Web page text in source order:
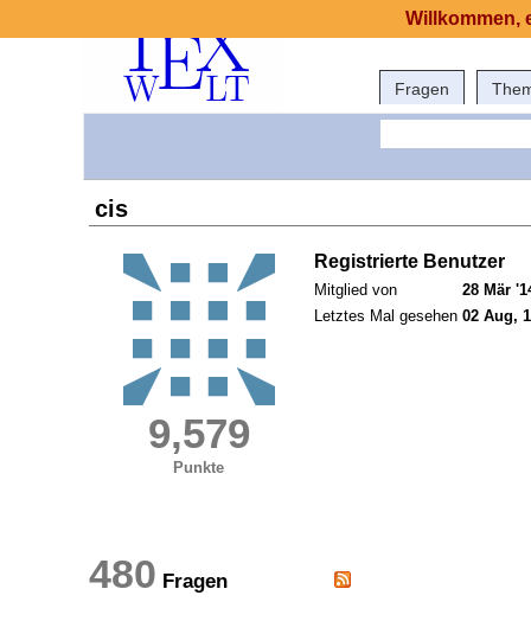
Fragen
cis
9,579
Punkte
Registrierte Benutzer
Mitglied von
28 Mär
Letztes Mal gesehen 02 Aug,
480 Fragen
Willkommen,